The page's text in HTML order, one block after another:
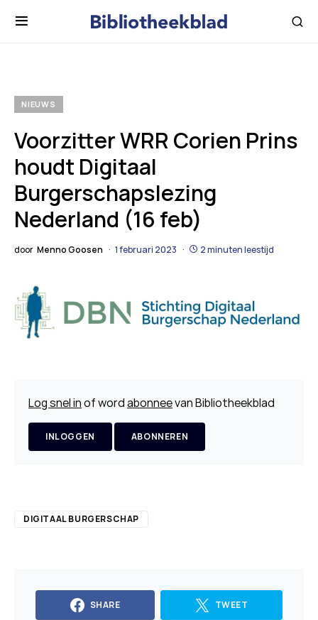
NIEUWS
Voorzitter WRR Corien Prins
houdt Digitaal
Burgerschapslezing
Nederland (16 feb)
door Menno Goosen 1 februari 2023 2 minuten leestijd
Log snel inof wordabonneevan Bibliotheekblad
INLOGGEN ABONNEREN
DIGITAAL BURGERSCHAP
SHARE TWEET